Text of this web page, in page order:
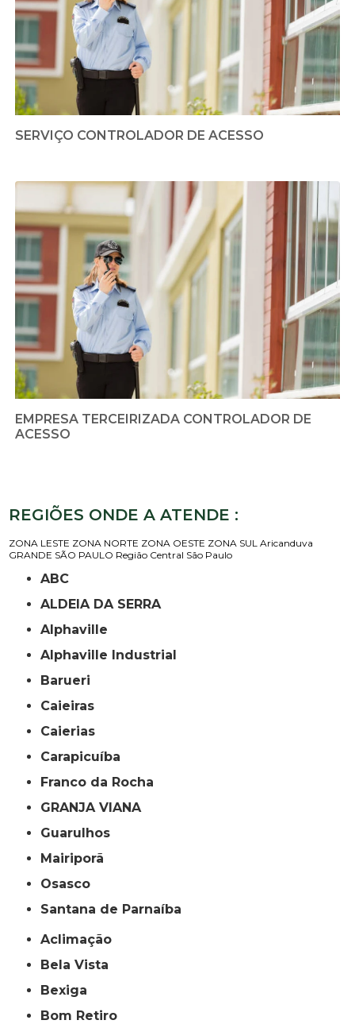
SERVIÇO CONTROLADOR DE ACESSO
EMPRESA TERCEIRIZADA CONTROLADOR DE
ACESSO
REGIÕES ONDE A ATENDE :
ZONA LESTE ZONA NORTE ZONA OESTE ZONA SUL Aricanduva
GRANDE SÃO PAULO Região Central São Paulo
ABC
ALDEIA DA SERRA
Alphaville
Alphaville Industrial
Barueri
Caieiras
Caierias
Carapicuíba
Franco da Rocha
GRANJA VIANA
Guarulhos
Mairiporã
Osasco
Santana de Parnaíba
Aclimação
Bela Vista
Bexiga
Bom Retiro